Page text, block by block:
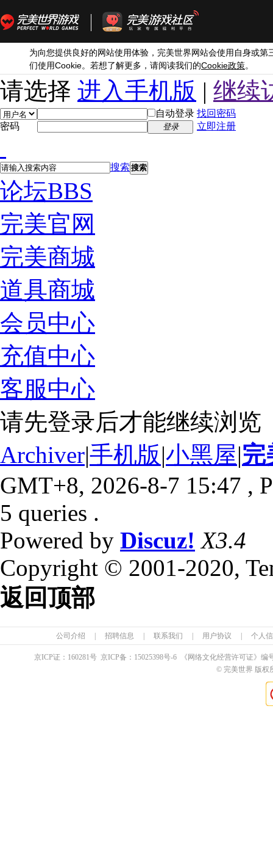
为向您提供良好的网站使用体验，完美世界网站会使用自身或第
们使用Cookie。若想了解更多，请阅读我们的Cookie政策。
请选择 进入手机版 | 继续
自动登录 找回密码
密码
登录 立即注册
搜索 搜索
论坛BBS
完美官网
完美商城
道具商城
会员中心
充值中心
客服中心
请先登录后才能继续浏览
Archiver|手机版|小黑屋|完
GMT+8, 2026-8-7 15:47 ,
5 queries .
Powered by Discuz! X3.4
Copyright © 2001-2020,
返回顶部
公司介绍 招聘信息 联系我们 用户协议 个人
京ICP证： 160281号 京ICP备： 15025398号-6 《网络文化经营许可证》编
© 完美世界 版权